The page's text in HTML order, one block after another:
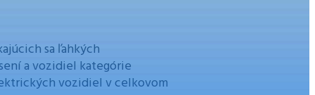
sa ľahkých
a vozidiel kategórie
vozidiel v celkovom